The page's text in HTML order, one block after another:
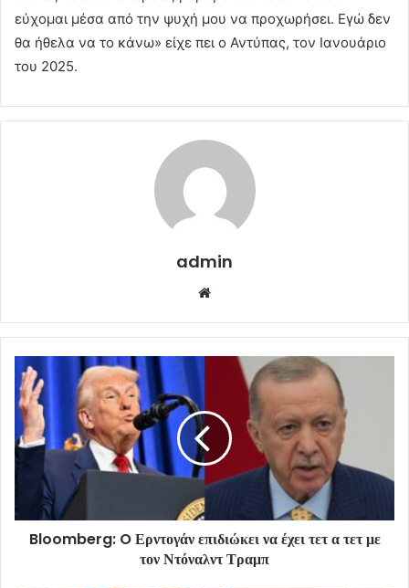
εύχομαι μέσα από την ψυχή μου να προχωρήσει. Εγώ δεν
θα ήθελα να το κάνω» είχε πει ο Αντύπας, τον Ιανουάριο
του 2025.
admin
Bloomberg: O Ερντογάν επιδιώκει να έχει τετ α τετ με
τον Ντόναλντ Τραμπ